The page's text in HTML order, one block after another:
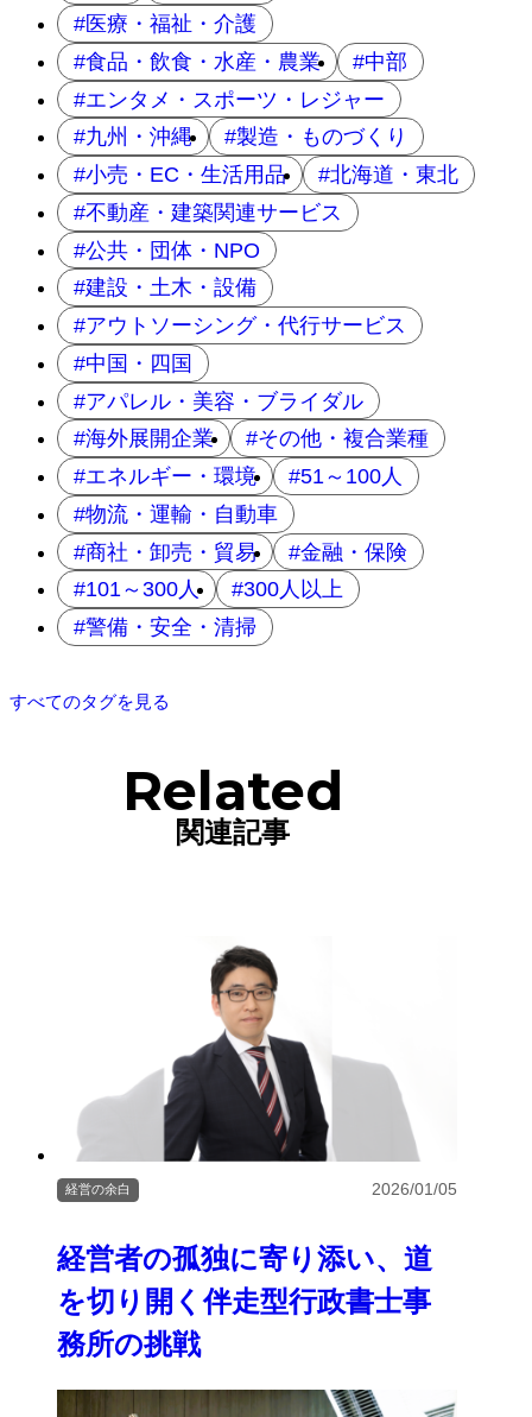
医療・福祉・介護
食品・飲食・水産・農業
中部
エンタメ・スポーツ・レジャー
九州・沖縄
製造・ものづくり
小売・EC・生活用品
北海道・東北
不動産・建築関連サービス
公共・団体・NPO
建設・土木・設備
アウトソーシング・代行サービス
中国・四国
アパレル・美容・ブライダル
海外展開企業
その他・複合業種
エネルギー・環境
51～100人
物流・運輸・自動車
商社・卸売・貿易
金融・保険
101～300人
300人以上
警備・安全・清掃
すべてのタグを見る
Related
関連記事
経営者の孤独に寄り添い、道
を切り開く伴走型行政書士事
務所の挑戦
経営の余白 2026/01/05